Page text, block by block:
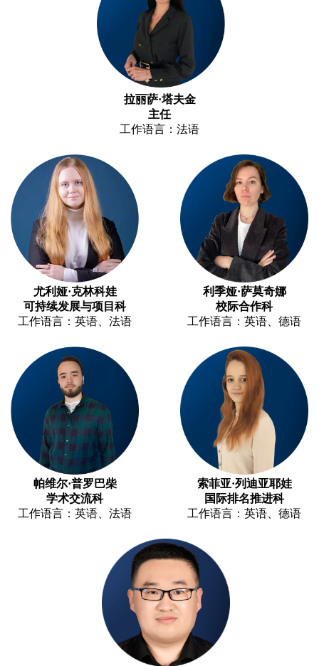
拉丽萨·塔夫金
主任
工作语言：法语
尤利娅·克林科娃
可持续发展与项目科
工作语言：英语、法语
利季娅·萨莫奇娜
校际合作科
工作语言：英语、德语
帕维尔·普罗巴柴
学术交流科
工作语言：英语、法语
索菲亚·列迪亚耶娃
国际排名推进科
工作语言：英语、德语